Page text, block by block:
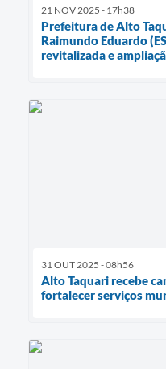
21 NOV 2025 - 17h38
Prefeitura de Alto
Raimundo Eduardo
revitalizada e
31 OUT 2025 - 08h56
Alto Taquari recebe
fortalecer serviços